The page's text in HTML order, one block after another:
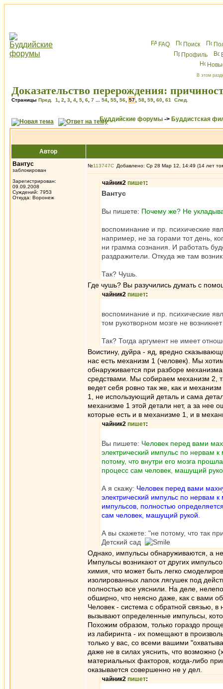
FAQ Поиск
Профиль
В этом
Доказательство перерождения:
Страницы Пред. 1 2 3 4 5 6 7 54 55 56 57 58 59 60 61 След.
Буддийские форумы -> Буддистская
Автор
Вантус
заблокирован
Зарегистрирован:
09.09.2008
Суждений: 7953
Откуда: Воронеж
№113747 Добавлено: Ср 28 Мар 12, 14:49 (14 лет
чайник2 пишет:
Вантус
Вы пишете: Почему же? Не
воспоминание и пр. психические
например, не за горами тот день,
ни грамма сознания. И работать
раздражители. Откуда же там
Так? Чушь.
Где чушь? Вы разучились думать с
чайник2 пишет:
воспоминание и пр. психические
том рукотворном мозге не
Так? Тогда аргумент не имеет
Воистину, дуйра - яд, вредно
нас есть механизм 1 (человек). Мы
обнаруживается при разборе
средствами. Мы собираем механизм 2,
ведет себя ровно так же, как и
1, не использующий деталь и сама
механизме 1 этой детали нет, а за нее
которые есть и в механизме 1, и в
чайник2 пишет:
Вы пишете: Человек перед вами
электрический импульс по нервам
потому, что внутри его мозга
процесс сам человек, машущий
А я скажу: Человек перед вами
электрический импульс по нервам
импульсов, полностью
сам человек, машущий рукой.
А вы скажете: "не потому, что так
Детский сад
Однако, импульсы обнаруживаются, а
Импульсы возникают от других
химия, что может быть легко
изолированных лапок лягушек под
полностью все уяснили. На деле,
обширно, что неясно даже, как с вами
Человек - система с обратной связью,
вызывают определенные импульсы,
Похожим образом, только гораздо
из лабиринта - их помещают в
только у вас, со всеми вашими
даже не в силах уяснить, что возможно
материальных факторов, когда-либо
оказывается совершенно не у дел.
чайник2 пишет: